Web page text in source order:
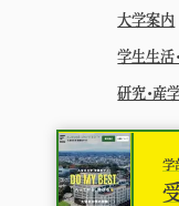
大学案内
学生生活
研究・産
学